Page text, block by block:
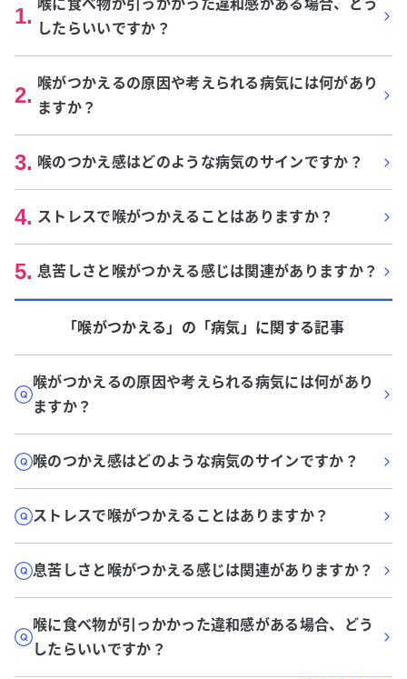
1. 喉に食べ物が引っかかった違和感がある場合、どう
したらいいですか？
2. 喉がつかえるの原因や考えられる病気には何があり
ますか？
3. 喉のつかえ感はどのような病気のサインですか？
4. ストレスで喉がつかえることはありますか？
5. 息苦しさと喉がつかえる感じは関連がありますか？
「喉がつかえる」 の「病気 」に関する記事
喉がつかえるの原因や考えられる病気には何があり
ますか？
喉のつかえ感はどのような病気のサインですか？
ストレスで喉がつかえることはありますか？
息苦しさと喉がつかえる感じは関連がありますか？
喉に食べ物が引っかかった違和感がある場合、どう
したらいいですか？